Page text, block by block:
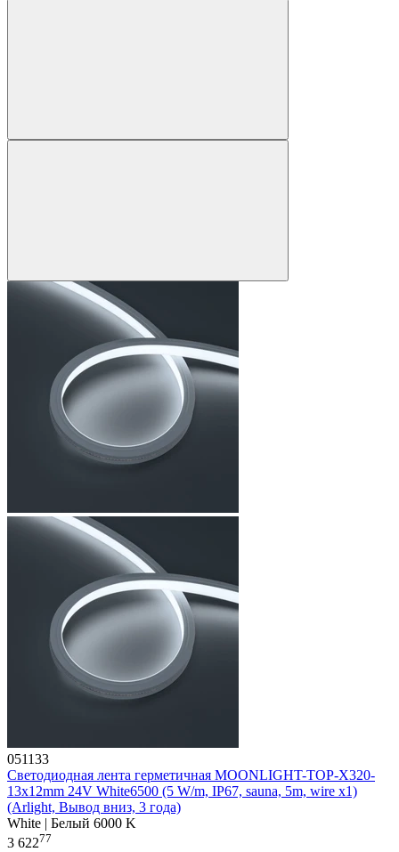
051133
Светодиодная лента герметичная MOONLIGHT-TOP-X320-
13x12mm 24V White6500 (5 W/m, IP67, sauna, 5m, wire x1)
(Arlight, Вывод вниз, 3 года)
White | Белый 6000 K
3 62277